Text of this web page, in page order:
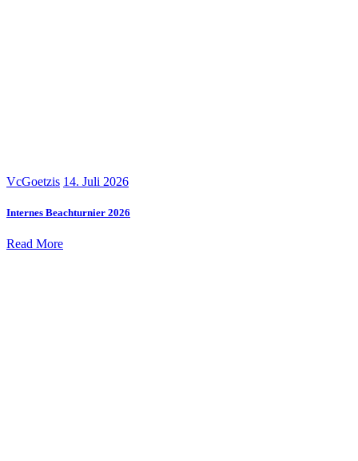
VcGoetzis 14. Juli 2026
Internes Beachturnier 2026
Read More